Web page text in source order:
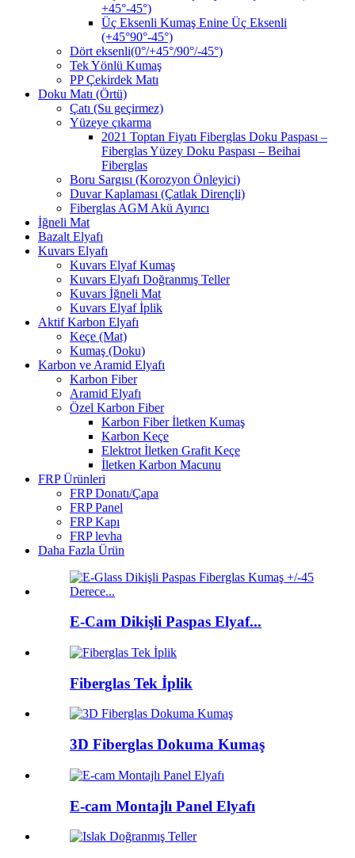
+45°-45°)
Üç Eksenli Kumaş Enine Üç Eksenli
(+45°90°-45°)
Dört eksenli(0°/+45°/90°/-45°)
Tek Yönlü Kumaş
PP Çekirdek Matı
Doku Matı (Örtü)
Çatı (Su geçirmez)
Yüzeye çıkarma
2021 Toptan Fiyatı Fiberglas Doku Paspası –
Fiberglas Yüzey Doku Paspası – Beihai
Fiberglas
Boru Sargısı (Korozyon Önleyici)
Duvar Kaplaması (Çatlak Dirençli)
Fiberglas AGM Akü Ayırıcı
İğneli Mat
Bazalt Elyafı
Kuvars Elyafı
Kuvars Elyaf Kumaş
Kuvars Elyafı Doğranmış Teller
Kuvars İğneli Mat
Kuvars Elyaf İplik
Aktif Karbon Elyafı
Keçe (Mat)
Kumaş (Doku)
Karbon ve Aramid Elyafı
Karbon Fiber
Aramid Elyafı
Özel Karbon Fiber
Karbon Fiber İletken Kumaş
Karbon Keçe
Elektrot İletken Grafit Keçe
İletken Karbon Macunu
FRP Ürünleri
FRP Donatı/Çapa
FRP Panel
FRP Kapı
FRP levha
Daha Fazla Ürün
E-Cam Dikişli Paspas Elyaf...
Fiberglas Tek İplik
3D Fiberglas Dokuma Kumaş
E-cam Montajlı Panel Elyafı